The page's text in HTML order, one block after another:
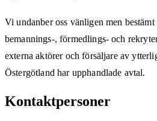
Vi undanber oss vänligen men
bemannings-, förmedlings- och
externa aktörer och försäljare av
Östergötland har upphandlade avtal.
Kontaktpersoner